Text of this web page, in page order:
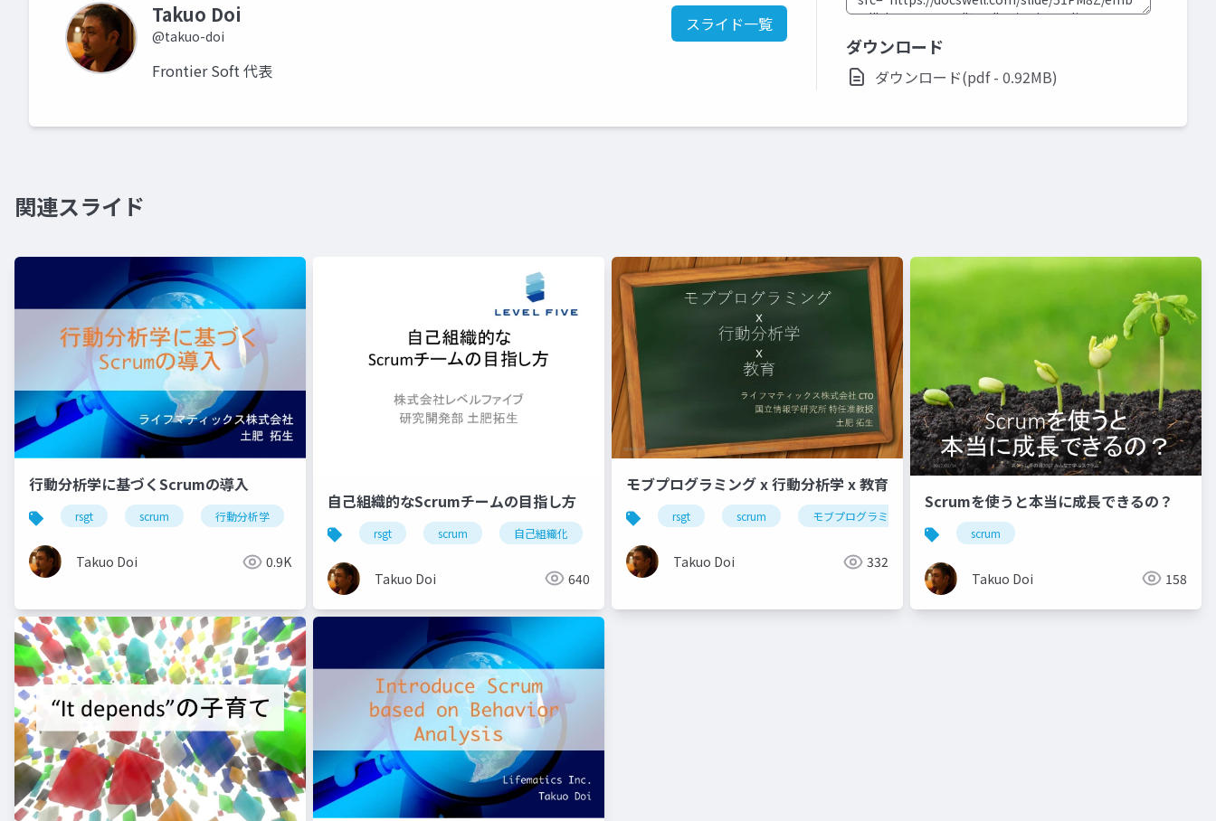
Takuo Doi
@takuo-doi
スライド一覧
Frontier Soft 代表
ダウンロード
ダウンロード(pdf - 0.92MB)
関連スライド
行動分析学に基づくScrumの導入
rsgt scrum 行動分析学
Takuo Doi 0.9K
自己組織的なScrumチームの目指し方
rsgt scrum 自己組織化
Takuo Doi 640
モブプログラミング x 行動分析学 x 教育
rsgt scrum モブプログラミング
Takuo Doi 332
Scrumを使うと本当に成長できるの？
scrum
Takuo Doi 158